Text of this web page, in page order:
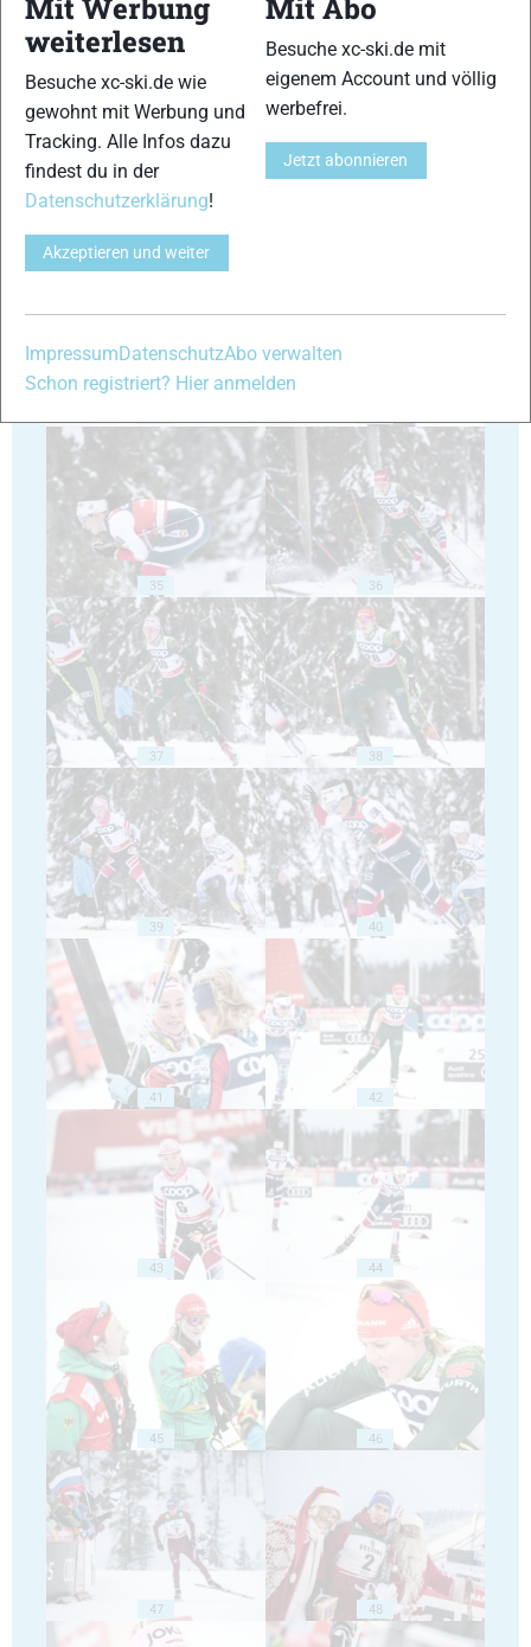
29 30
31
35 36
37 38
39 40
41 42
43 44
45 46
47 48
Mit Werbung
weiterlesen
Besuche xc-ski.de wie
gewohnt mit Werbung und
Tracking. Alle Infos dazu
findest du in der
Datenschutzerklärung!
Akzeptieren und weiter
Mit Abo
Besuche xc-ski.de mit
eigenem Account und völlig
werbefrei.
Jetzt abonnieren
ImpressumDatenschutzAbo verwalten
Schon registriert? Hier anmelden